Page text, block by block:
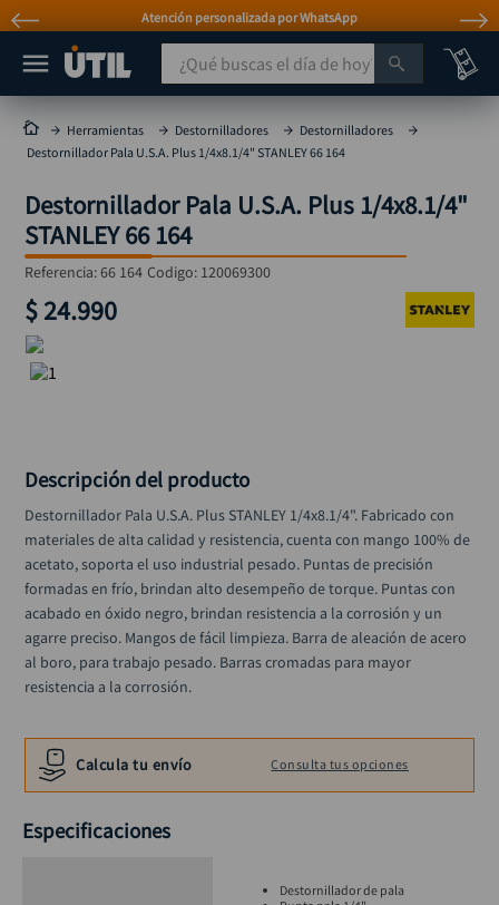
Atención personalizada por WhatsApp
¿Qué buscas el día de hoy?
Herramientas Destornilladores
Destornilladores
Destornillador Pala U.S.A. Plus 1/4x8.1/4" STANLEY 66 164
Destornillador Pala U.S.A. Plus 1/4x8.1/4"
STANLEY 66 164
Referencia:66 164 Codigo: 120069300
$24.990
Descripción del producto
Destornillador Pala U.S.A. Plus STANLEY 1/4x8.1/4". Fabricado con
materiales de alta calidad y resistencia, cuenta con mango 100% de
acetato, soporta el uso industrial pesado. Puntas de precisión
formadas en frío, brindan alto desempeño de torque. Puntas con
acabado en óxido negro, brindan resistencia a la corrosión y un
agarre preciso. Mangos de fácil limpieza. Barra de aleación de acero
al boro, para trabajo pesado. Barras cromadas para mayor
resistencia a la corrosión.
Calcula tu envío Consulta tus opciones
Especificaciones
Destornillador de pala
MÁS BUSCADOS
taladro
taladros pulidoras
compresor
llave
sierra circular
ruteadora
rueda
alicate